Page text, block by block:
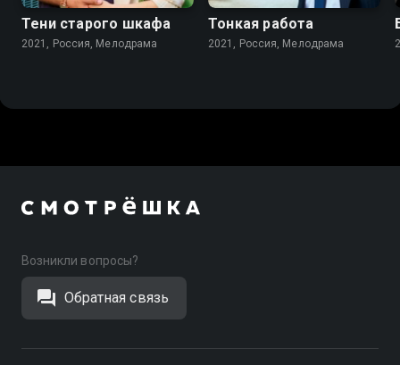
Тени старого шкафа
2021, Россия, Мелодрама
Тонкая работа
2021, Россия, Мелодрама
Возникли вопросы?
Обратная связь